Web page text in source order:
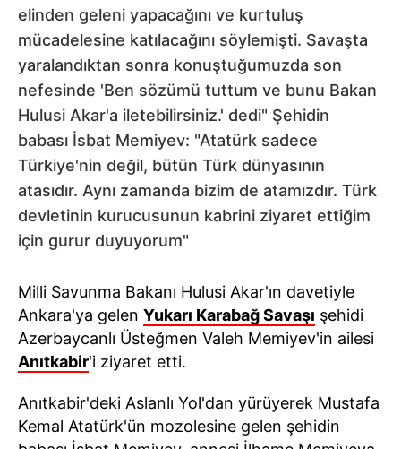
elinden geleni yapacağını ve kurtuluş
mücadelesine katılacağını söylemişti. Savaşta
yaralandıktan sonra konuştuğumuzda son
nefesinde 'Ben sözümü tuttum ve bunu Bakan
Hulusi Akar'a iletebilirsiniz.' dedi" Şehidin
babası İsbat Memiyev: "Atatürk sadece
Türkiye'nin değil, bütün Türk dünyasının
atasıdır. Aynı zamanda bizim de atamızdır. Türk
devletinin kurucusunun kabrini ziyaret ettiğim
için gurur duyuyorum"
Milli Savunma Bakanı Hulusi Akar'ın davetiyle
Ankara'ya gelen Yukarı Karabağ Savaşı şehidi
Azerbaycanlı Üsteğmen Valeh Memiyev'in ailesi
Anıtkabir'i ziyaret etti.
Anıtkabir'deki Aslanlı Yol'dan yürüyerek Mustafa
Kemal Atatürk'ün mozolesine gelen şehidin